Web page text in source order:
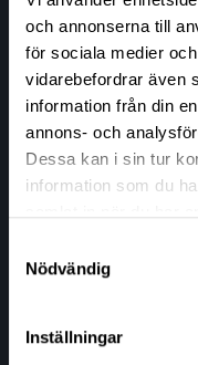
och annonserna till
för sociala medier
vidarebefordrar även
information från din
annons- och
Dessa kan i sin tur
information som du
Nödvändig
Inställningar